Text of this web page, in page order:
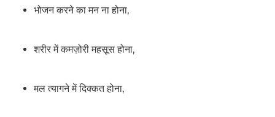
भोजन करने का मन ना होना,
शरीर में कमज़ोरी महसूस होना,
मल त्यागने में दिक्कत होना,